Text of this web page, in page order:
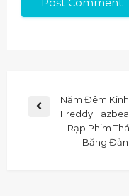
Năm Đêm
Freddy
Rạp Phim
Băng